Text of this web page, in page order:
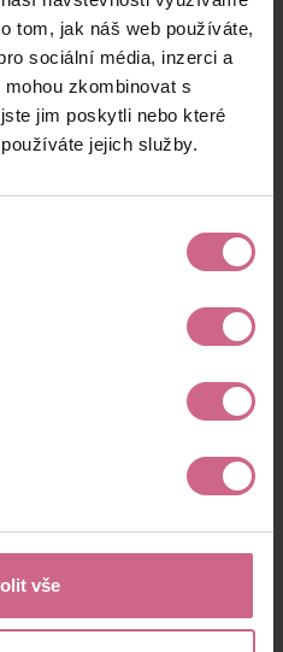
tom, jak náš web používáte,
sociální média, inzerci a
zkombinovat s
jim poskytli nebo které
jejich služby.
vše
2. 2024
130 Kč
2. 2024
26 Kč
2. 2024